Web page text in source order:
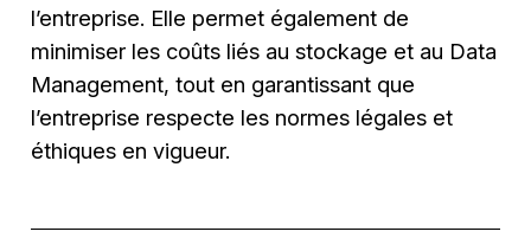
l’entreprise. Elle permet également de
minimiser les coûts liés au stockage et au Data
Management, tout en garantissant que
l’entreprise respecte les normes légales et
éthiques en vigueur.